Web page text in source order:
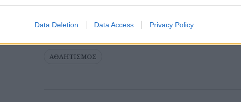
Data Deletion Data Access Privacy Policy
ΑΘΛΗΤΙΣΜΟΣ